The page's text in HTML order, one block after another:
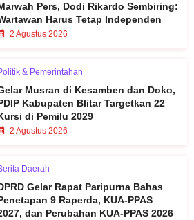
Pers, Dodi Rikardo Sembiring:
Harus Tetap Independen
2 Agustus 2026
& Pemerintahan
Musran di Kesamben dan Doko,
Kabupaten Blitar Targetkan 22
di Pemilu 2029
2 Agustus 2026
Daerah
Gelar Rapat Paripurna Bahas
9 Raperda, KUA-PPAS
dan Perubahan KUA-PPAS 2026